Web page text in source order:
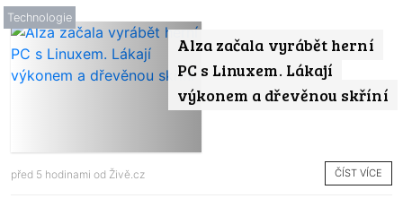
Alza začala vyrábět herní
PC s Linuxem. Lákají
výkonem a dřevěnou skříní
Technologie
před 5 hodinami od Živě.cz ČÍST VÍCE